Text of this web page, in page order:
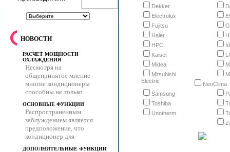
НОВОСТИ
РАСЧЕТ МОЩНОСТИ
ОХЛАЖДЕНИЯ
Несмотря на
общепринятое мнение
многие кондиционеры
способны не только
ОСНОВНЫЕ ФУНКЦИИ
Распространенным
заблуждением является
предположение, что
кондиционер для
ДОПОЛНИТЕЛЬНЫЕ ФУНКЦИИ
Dekker
Electrolux
Fujitsu
Haier
HPC
Kaiser
Midea
Mitsubishi
Electric
NeoClima
Samsung
Toshiba
Unotherm